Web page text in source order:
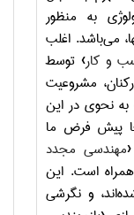
به منظور
می‌باشد. اغلب
و کار› توسط
مشروعیت
به نحوی در این
پیش فرض ما
مهندسی مجدد
است. این
و نگرشی